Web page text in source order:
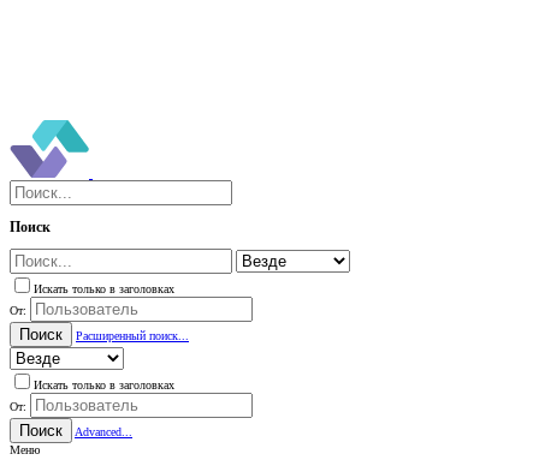
Поиск
Искать только в заголовках
От:
Поиск Расширенный поиск...
Искать только в заголовках
От:
Поиск
Advanced...
Меню